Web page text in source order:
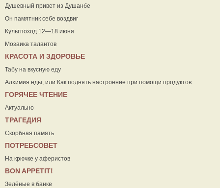
Душевный привет из Душанбе
Он памятник себе воздвиг
Культпоход 12—18 июня
Мозаика талантов
КРАСОТА И ЗДОРОВЬЕ
Табу на вкусную еду
Алхимия еды, или Как поднять настроение при помощи продуктов
ГОРЯЧЕЕ ЧТЕНИЕ
Актуально
ТРАГЕДИЯ
Скорбная память
ПОТРЕБСОВЕТ
На крючке у аферистов
ВON APPETIT!
Зелёные в банке